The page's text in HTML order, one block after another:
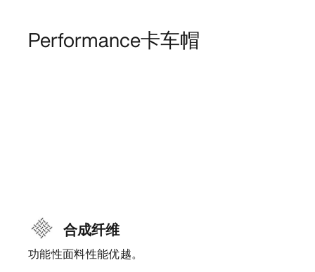
Performance卡车帽
合成纤维
功能性面料性能优越。